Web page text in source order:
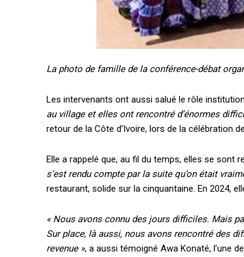
La photo de famille de la conférence-débat
Les intervenants ont aussi salué le rôle
au village et elles ont rencontré d’énormes
retour de la Côte d’Ivoire, lors de la célébration
Elle a rappelé que, au fil du temps, elles se
s’est rendu compte par la suite qu’on était
restaurant, solide sur la cinquantaine. En 2024,
« Nous avons connu des jours difficiles. Mais
Sur place, là aussi, nous avons rencontré des
revenue », a aussi témoigné Awa Konaté, l’une